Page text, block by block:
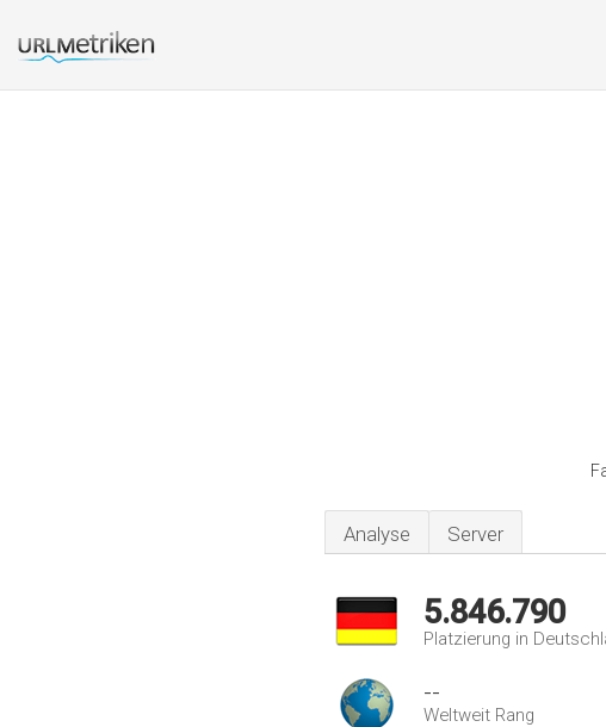
Analyse Server
5.846.790
Platzierung in
--
Weltweit Rang